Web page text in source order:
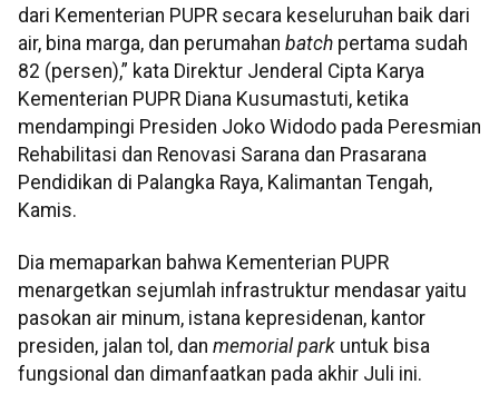
dari Kementerian PUPR secara keseluruhan baik dari
air, bina marga, dan perumahan batch pertama sudah
82 (persen),” kata Direktur Jenderal Cipta Karya
Kementerian PUPR Diana Kusumastuti, ketika
mendampingi Presiden Joko Widodo pada Peresmian
Rehabilitasi dan Renovasi Sarana dan Prasarana
Pendidikan di Palangka Raya, Kalimantan Tengah,
Kamis.
Dia memaparkan bahwa Kementerian PUPR
menargetkan sejumlah infrastruktur mendasar yaitu
pasokan air minum, istana kepresidenan, kantor
presiden, jalan tol, dan memorial park untuk bisa
fungsional dan dimanfaatkan pada akhir Juli ini.